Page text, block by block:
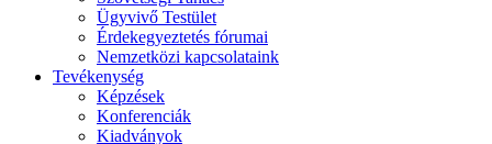
Ügyvivő Testület
Érdekegyeztetés fórumai
Nemzetközi kapcsolataink
Tevékenység
Képzések
Konferenciák
Kiadványok